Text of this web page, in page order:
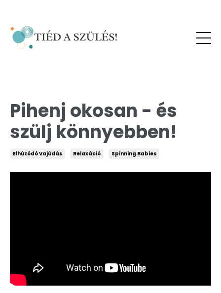
Pihenj okosan - és
szülj könnyebben!
Elhúzódó Vajúdás Relaxáció Spinning Babies